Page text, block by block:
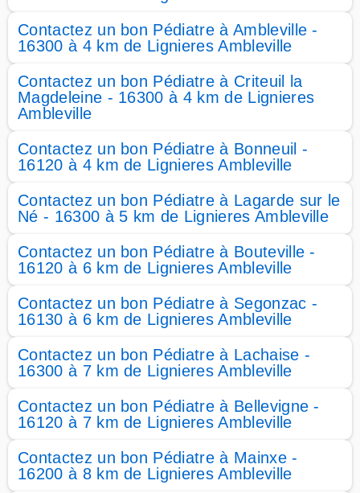
Contactez un bon Pédiatre à Ambleville -
16300 à 4 km de Lignieres Ambleville
Contactez un bon Pédiatre à Criteuil la
Magdeleine - 16300 à 4 km de Lignieres
Ambleville
Contactez un bon Pédiatre à Bonneuil -
16120 à 4 km de Lignieres Ambleville
Contactez un bon Pédiatre à Lagarde sur le
Né - 16300 à 5 km de Lignieres Ambleville
Contactez un bon Pédiatre à Bouteville -
16120 à 6 km de Lignieres Ambleville
Contactez un bon Pédiatre à Segonzac -
16130 à 6 km de Lignieres Ambleville
Contactez un bon Pédiatre à Lachaise -
16300 à 7 km de Lignieres Ambleville
Contactez un bon Pédiatre à Bellevigne -
16120 à 7 km de Lignieres Ambleville
Contactez un bon Pédiatre à Mainxe -
16200 à 8 km de Lignieres Ambleville